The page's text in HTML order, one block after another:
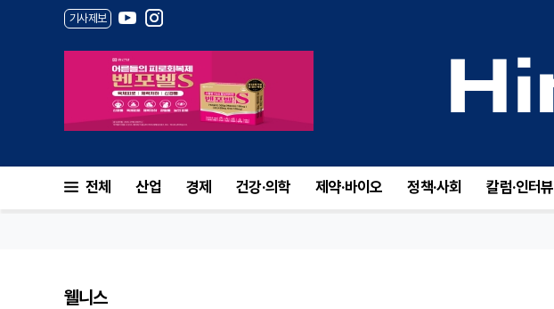
기사제보
전체 산업 경제 건강·의학 제약·바이오 정책·사회 칼럼·인터뷰
웰니스